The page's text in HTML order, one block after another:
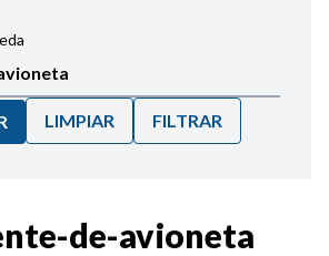
LIMPIAR FILTRAR
de-avioneta